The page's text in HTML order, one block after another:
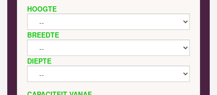
HOOGTE
BREEDTE
DIEPTE